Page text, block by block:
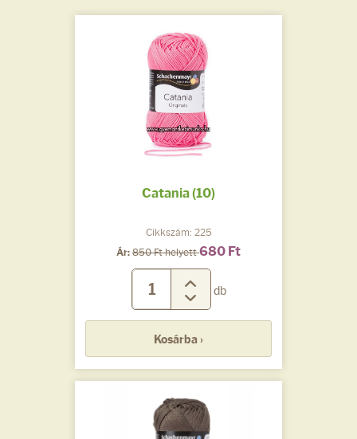
Catania (10)
Cikkszám: 225
Ár: 850 Ft helyett680 Ft
db
Kosárba ›